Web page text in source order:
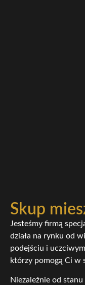
Skup
Jesteśmy firmą
działa na rynku od
podejściu i
którzy pomogą Ci w
Niezależnie od